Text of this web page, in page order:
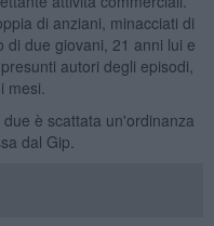
di anziani, minacciati di
due giovani, 21 anni lui e
autori degli episodi,
è scattata un'ordinanza
dal Gip.